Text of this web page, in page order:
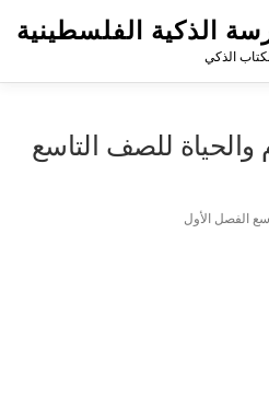
الذكية الفلسطينية
الذكي
والحياة للصف التاسع
الفصل الأول